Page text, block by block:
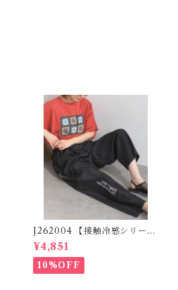
J262004 【接触冷感シリー
ズ】 ツイルワーク風ロゴパン
ツ / Cool Touch Twill Work
Logo Pants (残りわずか)
¥4,851
10%OFF